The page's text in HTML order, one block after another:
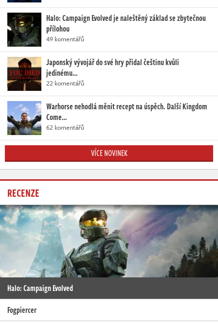
Halo: Campaign Evolved je naleštěný základ se zbytečnou
přílohou
49 komentářů
Japonský vývojář do své hry přidal češtinu kvůli
jedinému…
22 komentářů
Warhorse nehodlá měnit recept na úspěch. Další Kingdom
Come…
62 komentářů
VÍCE NOVINEK
RECENZE
Halo: Campaign Evolved
Fogpiercer